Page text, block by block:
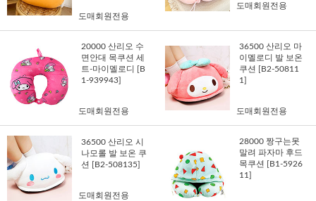
도매회원전용
도매회원전용
20000 산리오 수
면안대 목쿠션 세
트-마이멜로디 [B
1-939943]
도매회원전용
36500 산리오 마
이멜로디 발 보온
쿠션 [B2-50811
1]
도매회원전용
36500 산리오 시
나모롤 발 보온 쿠
션 [B2-508135]
도매회원전용
28000 짱구는못
말려 파자마 후드
목쿠션 [B1-5926
11]